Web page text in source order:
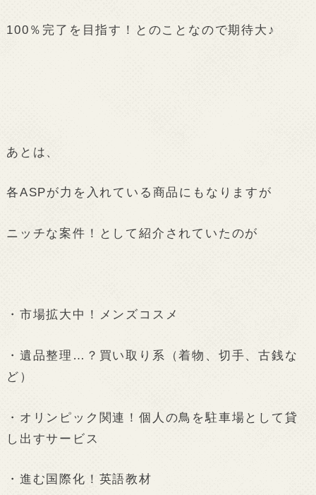
100％完了を目指す！とのことなので期待大♪
あとは、
各ASPが力を入れている商品にもなりますが
ニッチな案件！として紹介されていたのが
・市場拡大中！メンズコスメ
・遺品整理…？買い取り系（着物、切手、古銭な
ど）
・オリンピック関連！個人の鳥を駐車場として貸
し出すサービス
・進む国際化！英語教材